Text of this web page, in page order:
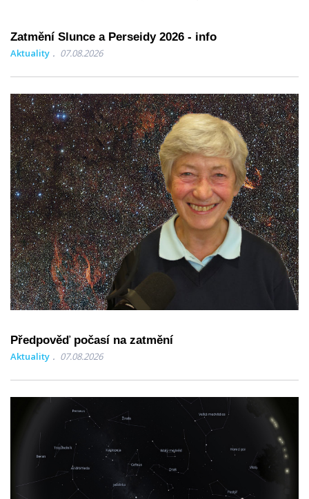
Zatmění Slunce a Perseidy 2026 - info
Aktuality 07.08.2026
Předpověď počasí na zatmění
Aktuality 07.08.2026